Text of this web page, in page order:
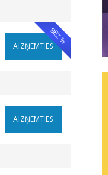
BEZ %
AIZŅEMTIES
AIZŅEMTIES